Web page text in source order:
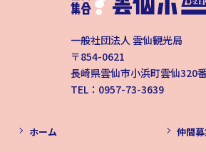
一般社団法人 雲仙観光局
〒854-0621
長崎県雲仙市小浜町雲仙320
TEL：0957-73-3639
ホーム 仲間